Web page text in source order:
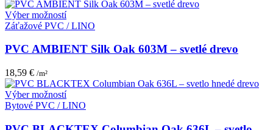
Výber možnostíTento
produkt
viacero
si
môžete
vybrať
na
stránke
Záťažové PVC / LINO
PVC AMBIENT Silk Oak 603M – svetlé drevo
18,59 € /m²
Výber možnostíTento
produkt
viacero
Bytové PVC / LINO